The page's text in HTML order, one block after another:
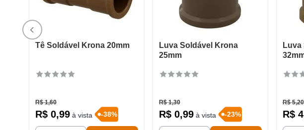
Tê Soldável Krona 20mm
R$ 1,60
R$ 0,99à vista -38%
Luva Soldável Krona
25mm
R$ 1,30
R$ 0,99à vista -23%
Luva
R$ 5,20
R$ 4